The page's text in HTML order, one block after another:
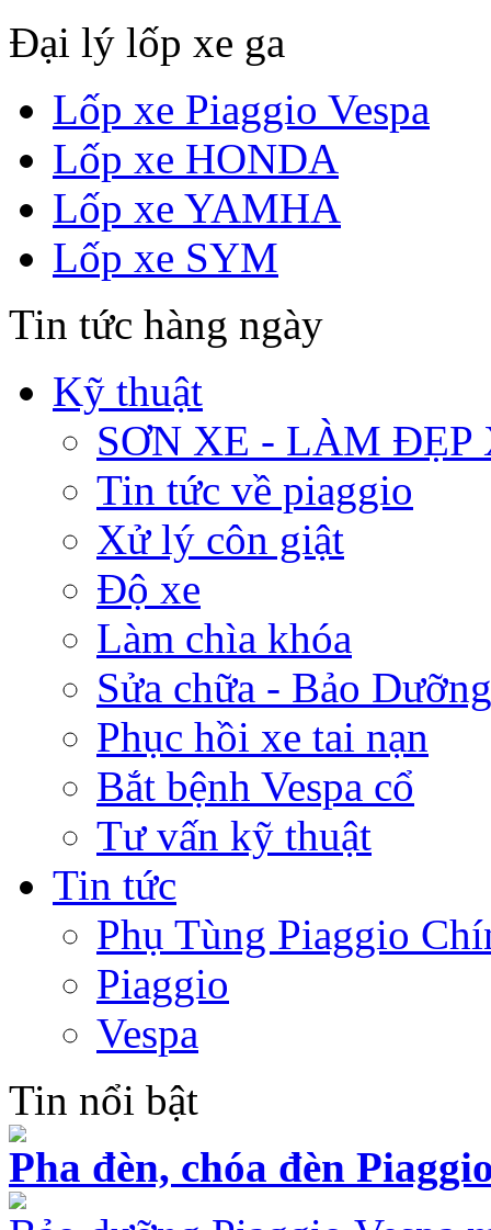
Đại lý lốp xe ga
Lốp xe Piaggio Vespa
Lốp xe HONDA
Lốp xe YAMHA
Lốp xe SYM
Tin tức hàng ngày
Kỹ thuật
SƠN XE - LÀM ĐẸP
Tin tức về piaggio
Xử lý côn giật
Độ xe
Làm chìa khóa
Sửa chữa - Bảo
Phục hồi xe tai nạn
Bắt bệnh Vespa cổ
Tư vấn kỹ thuật
Tin tức
Phụ Tùng Piaggio
Piaggio
Vespa
Tin nổi bật
Pha đèn, chóa đèn